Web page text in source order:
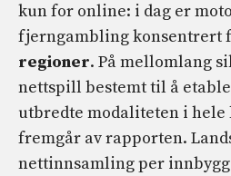
kun for online: i dag er
fjerngambling konsentrert
regioner. På mellomlang
nettspill bestemt til å
utbredte modaliteten i hele
fremgår av rapporten.
nettinnsamling per